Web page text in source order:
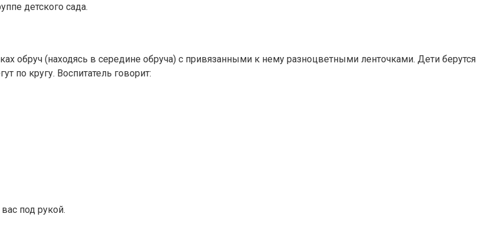
детского сада.
обруч (находясь в середине обруча) с привязанными к нему разноцветными ленточками. Дети берутся
по кругу. Воспитатель говорит:
под рукой.